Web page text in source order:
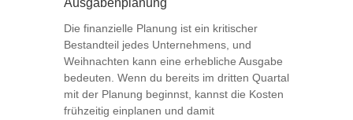
Ausgabenplanung
Die finanzielle Planung ist ein kritischer
Bestandteil jedes Unternehmens, und
Weihnachten kann eine erhebliche Ausgabe
bedeuten. Wenn du bereits im dritten Quartal
mit der Planung beginnst, kannst die Kosten
frühzeitig einplanen und damit